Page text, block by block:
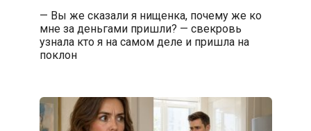
— Вы же сказали я нищенка, почему же ко
мне за деньгами пришли? — свекровь
узнала кто я на самом деле и пришла на
поклон